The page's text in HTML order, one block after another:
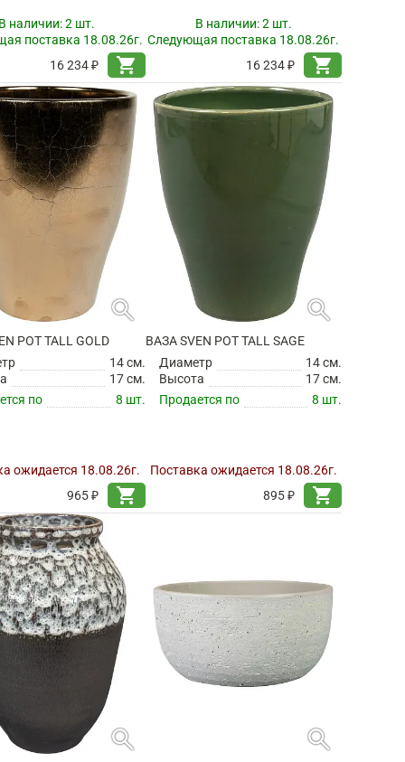
наличии:2 шт.
поставка 18.08.26г.
16 234 ₽
shopping_cart
В наличии:2 шт.
Следующая поставка 18.08.26г.
16 234 ₽
shopping_cart
search
POT TALL GOLD
14 см.
17 см.
по
8 шт.
ожидается 18.08.26г.
965 ₽
shopping_cart
search
ВАЗА SVEN POT TALL SAGE
Диаметр
14 см.
Высота
17 см.
Продается по
8 шт.
Поставка ожидается 18.08.26г.
895 ₽
shopping_cart
search search